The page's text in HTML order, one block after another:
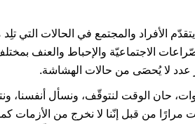
الأفراد والمجتمع في الحالات التي
الاجتماعيّة والإحباط والعنف
عدد لا يُحصَى من حالات الهشاشة.
حان الوقت لنتوقّف، ونسأل أنفسنا،
مرارًا من قبل إنّنا لا نخرج من الأزمات